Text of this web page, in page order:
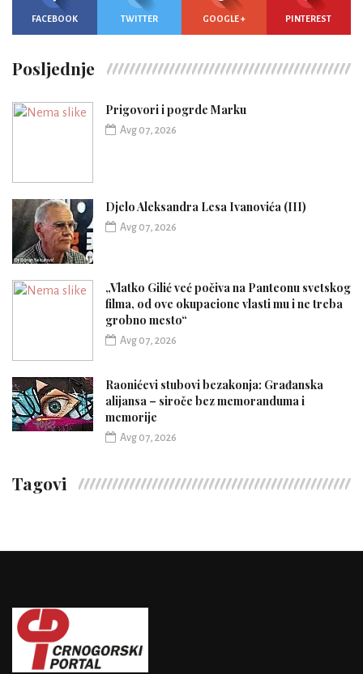
FACEBOOK TWITTER GOOGLE + PINTEREST
Posljednje
Prigovori i pogrde Marku
Avg 07, 2026
Djelo Aleksandra Lesa Ivanovića (III)
Avg 07, 2026
„Vlatko Gilić već počiva na Panteonu svetskog
filma, od ove okupacione vlasti mu i ne treba
grobno mesto“
Avg 07, 2026
Raonićevi stubovi bezakonja: Građanska
alijansa – siroče bez memoranduma i
memorije
Avg 07, 2026
Tagovi